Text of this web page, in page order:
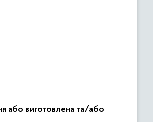
або виготовлена та/або